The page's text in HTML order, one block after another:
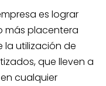
es lograr
más placentera
la utilización de
que lleven a
cualquier